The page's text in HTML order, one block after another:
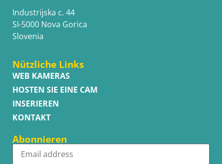
Industrijska c. 44
SI-5000 Nova Gorica
Slovenia
Nützliche Links
WEB KAMERAS
HOSTEN SIE EINE CAM
INSERIEREN
KONTAKT
Abonnieren